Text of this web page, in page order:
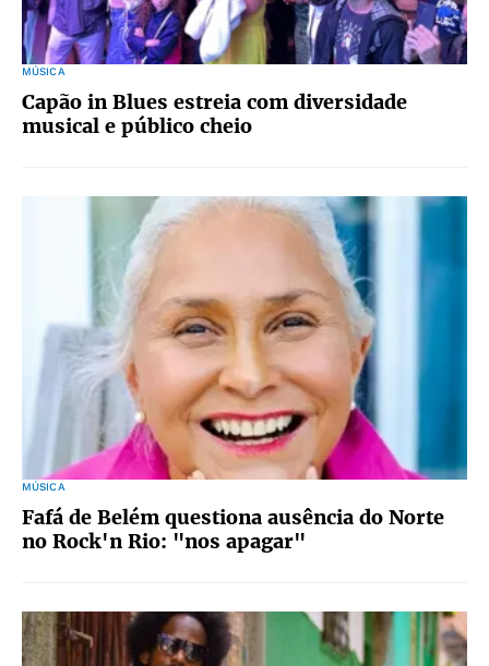
MÚSICA
Capão in Blues estreia com diversidade
musical e público cheio
MÚSICA
Fafá de Belém questiona ausência do Norte
no Rock'n Rio: "nos apagar"